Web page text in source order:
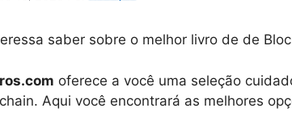
saber sobre o melhor livro de de
oferece a você uma seleção
Aqui você encontrará as melhores